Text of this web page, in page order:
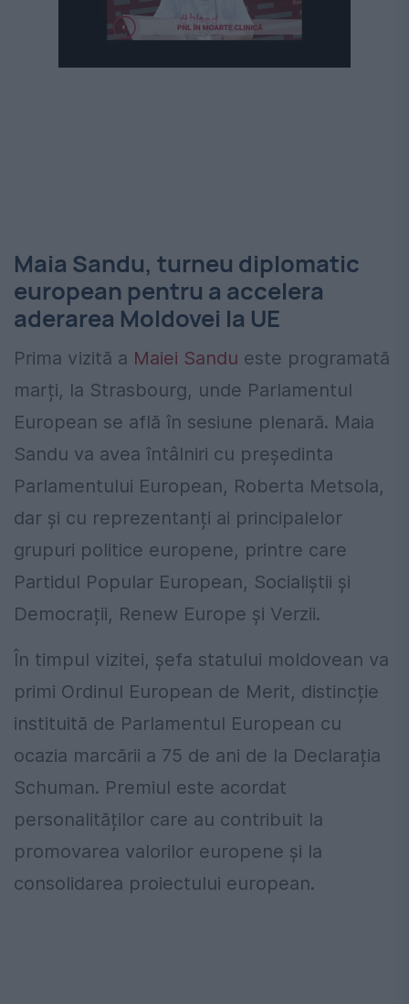
Maia Sandu, turneu diplomatic
european pentru a accelera
aderarea Moldovei la UE
Prima vizită a Maiei Sandu este programată
marți, la Strasbourg, unde Parlamentul
European se află în sesiune plenară. Maia
Sandu va avea întâlniri cu președinta
Parlamentului European, Roberta Metsola,
dar și cu reprezentanți ai principalelor
grupuri politice europene, printre care
Partidul Popular European, Socialiștii și
Democrații, Renew Europe și Verzii.
În timpul vizitei, șefa statului moldovean va
primi Ordinul European de Merit, distincție
instituită de Parlamentul European cu
ocazia marcării a 75 de ani de la Declarația
Schuman. Premiul este acordat
personalităților care au contribuit la
promovarea valorilor europene și la
consolidarea proiectului european.